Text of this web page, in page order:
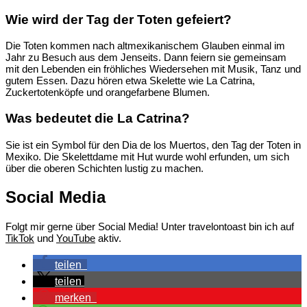
Wie wird der Tag der Toten gefeiert?
Die Toten kommen nach altmexikanischem Glauben einmal im
Jahr zu Besuch aus dem Jenseits. Dann feiern sie gemeinsam
mit den Lebenden ein fröhliches Wiedersehen mit Musik, Tanz und
gutem Essen. Dazu hören etwa Skelette wie La Catrina,
Zuckertotenköpfe und orangefarbene Blumen.
Was bedeutet die La Catrina?
Sie ist ein Symbol für den Dia de los Muertos, den Tag der Toten in
Mexiko. Die Skelettdame mit Hut wurde wohl erfunden, um sich
über die oberen Schichten lustig zu machen.
Social Media
Folgt mir gerne über Social Media! Unter travelontoast bin ich auf
TikTok und YouTube aktiv.
teilen
teilen
merken